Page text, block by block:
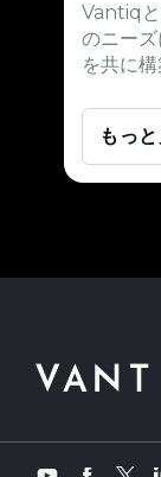
Vantiqと
のニー
を共に構
もっ